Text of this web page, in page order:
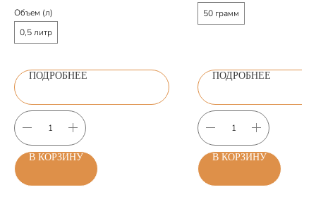
Объем (л)
0,5 литр
ПОДРОБНЕЕ
В КОРЗИНУ
50 грамм
ПОДРОБНЕЕ
В КОРЗИНУ